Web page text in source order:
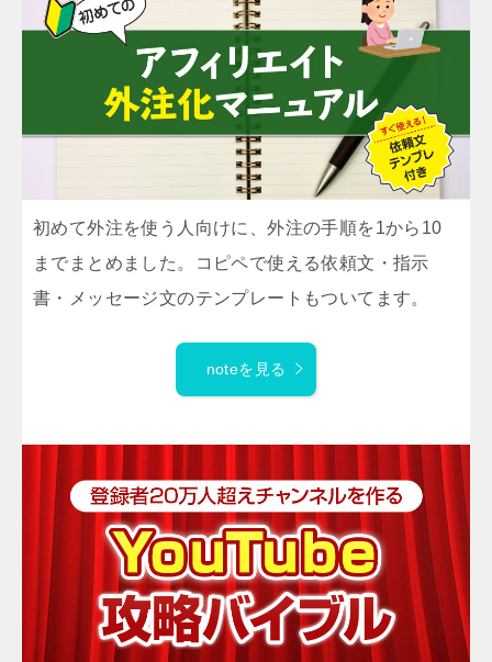
初めて外注を使う人向けに、外注の手順を1から10
までまとめました。コピペで使える依頼文・指示
書・メッセージ文のテンプレートもついてます。
noteを見る